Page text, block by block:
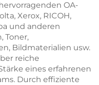
OA-
Xerox, RICOH,
und anderen
Toner,
Bildmaterialien usw.
reiche
eines erfahrenen
Durch effiziente